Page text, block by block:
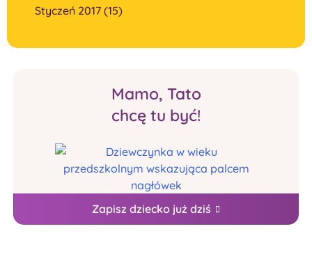
Styczeń 2017 (15)
Mamo, Tato
chcę tu być!
Zapisz dziecko już dziś